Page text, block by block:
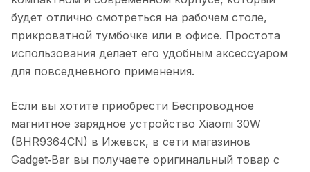
будет отлично смотреться на рабочем столе,
прикроватной тумбочке или в офисе. Простота
использования делает его удобным аксессуаром
для повседневного применения.
Если вы хотите приобрести Беспроводное
магнитное зарядное устройство Xiaomi 30W
(BHR9364CN) в Ижевск, в сети магазинов
Gadget‑Bar вы получаете оригинальный товар с